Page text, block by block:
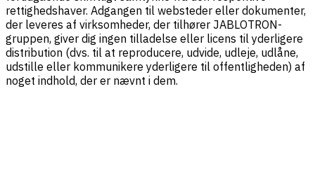
rettighedshaver. Adgangen til websteder eller dokumenter,
der leveres af virksomheder, der tilhører JABLOTRON-
gruppen, giver dig ingen tilladelse eller licens til yderligere
distribution (dvs. til at reproducere, udvide, udleje, udlåne,
udstille eller kommunikere yderligere til offentligheden) af
noget indhold, der er nævnt i dem.